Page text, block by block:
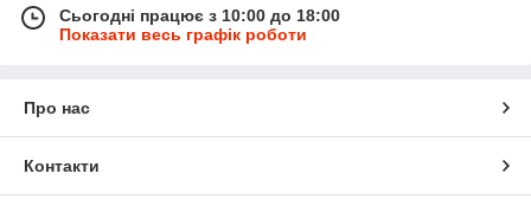
Сьогодні працює з 10:00 до 18:00
Показати весь графік роботи
Про нас
Контакти